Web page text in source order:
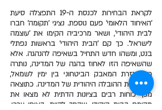
לקראת הבחירות לכנסת ה-19 התפצלה סיעת
'האיחוד הלאומי' פעם נוספת. נציגי 'תקומה' חברו
ל'בית היהודי', ושאר מרכיביה הקימו את 'עוצמה
לישראל'. כך קם 'הבית היהודי' בראשות נפתלי
בנט, ומשהו חדש התחיל בשאיפה להנהגה. אלא
שהשאיפה הזו לאחוז בהגה של המדינה, נותרה
רק בגזרת המאבק הביטחוני בין ימין לשמאל,
וזנחה את ההובלה היהודית של המדינה. כתוצאה
מכך כוחות רבים בציונות הדתית לא מצאו את
מקומם בבית היהודי, שהפך להיות, באופן ערכי,